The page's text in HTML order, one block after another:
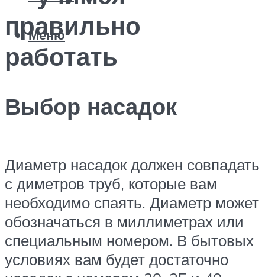
Меню
правильно
работать
Выбор насадок
Диаметр насадок должен совпадать
с диметров труб, которые вам
необходимо спаять. Диаметр может
обозначаться в миллиметрах или
специальным номером. В бытовых
условиях вам будет достаточно